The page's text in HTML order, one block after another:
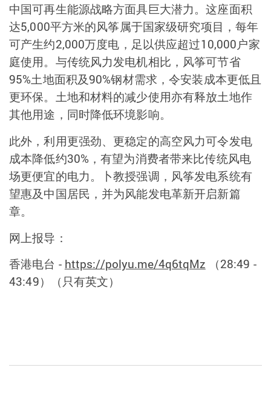
中国可再生能源战略方面具巨大潜力。这座面积
达5,000平方米的风筝属于国家级研究项目，每年
可产生约2,000万度电，足以供应超过10,000户家
庭使用。与传统风力发电机相比，风筝可节省
95%土地面积及90%钢材需求，令安装成本更低且
更环保。土地和材料的减少使用亦有释放土地作
其他用途，同时降低环境影响。
此外，利用更强劲、更稳定的高空风力可令发电
成本降低约30% ，有望为消费者带来比传统风电
场更便宜的电力。卜教授强调，风筝发电系统有
望惠及中国居民，并为风能发电革新开启新篇
章。
网上报导：
香港电台 - https://polyu.me/4q6tqMz （28:49 -
43:49）（只有英文）